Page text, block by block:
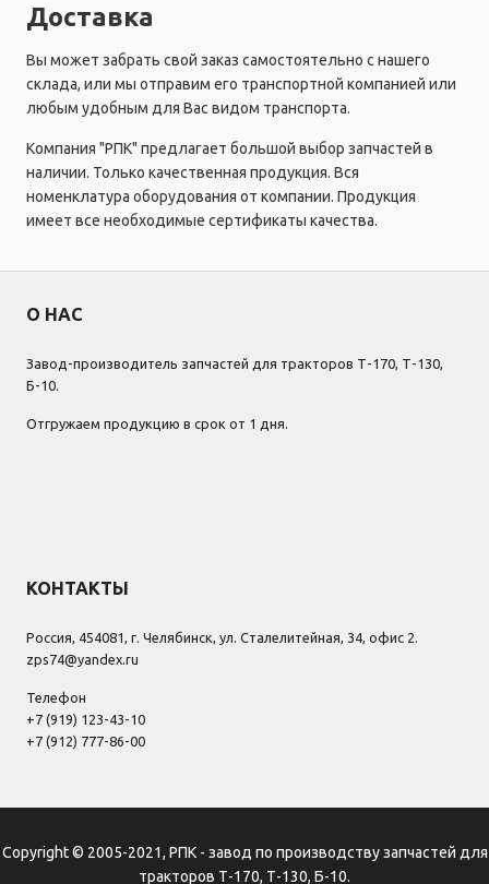
Доставка
Вы может забрать свой заказ самостоятельно с нашего
склада, или мы отправим его транспортной компанией или
любым удобным для Вас видом транспорта.
Компания "РПК" предлагает большой выбор запчастей в
наличии. Только качественная продукция. Вся
номенклатура оборудования от компании. Продукция
имеет все необходимые сертификаты качества.
О НАС
Завод-производитель запчастей для тракторов Т-170, Т-130,
Б-10.
Отгружаем продукцию в срок от 1 дня.
КОНТАКТЫ
Россия, 454081, г. Челябинск, ул. Сталелитейная, 34, офис 2.
zps74@yandex.ru
Телефон
+7 (919) 123-43-10
+7 (912) 777-86-00
Copyright © 2005-2021, РПК - завод по производству запчастей для
тракторов Т-170, Т-130, Б-10.